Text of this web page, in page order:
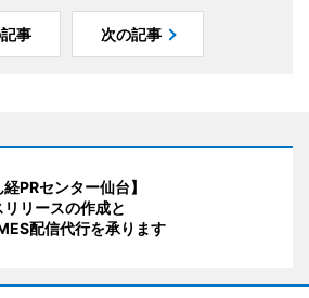
事 次の記事
経PRセンター仙台】
リリースの作成と
配信代行を承ります